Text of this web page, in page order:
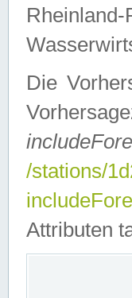
Die
/stations/
Attributen